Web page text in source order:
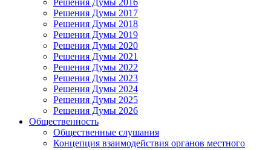
Решения Думы 2017
Решения Думы 2018
Решения Думы 2019
Решения Думы 2020
Решения Думы 2021
Решения Думы 2022
Решения Думы 2023
Решения Думы 2024
Решения Думы 2025
Решения Думы 2026
Общественность
Общественные слушания
Концепция взаимодействия органов местного